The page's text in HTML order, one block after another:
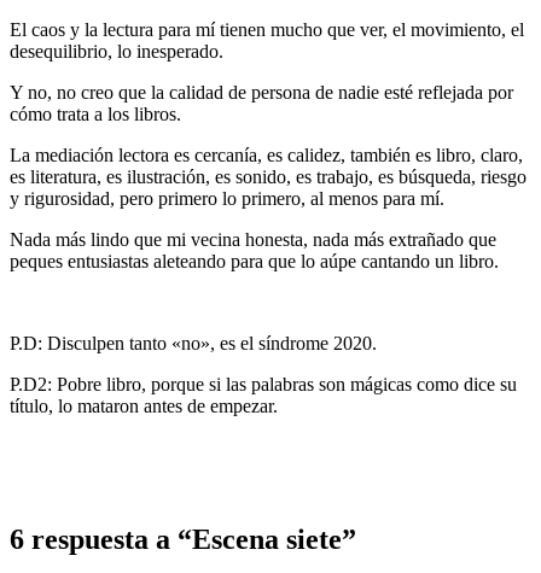
El caos y la lectura para mí tienen mucho que ver, el movimiento, el
desequilibrio, lo inesperado.
Y no, no creo que la calidad de persona de nadie esté reflejada por
cómo trata a los libros.
La mediación lectora es cercanía, es calidez, también es libro, claro,
es literatura, es ilustración, es sonido, es trabajo, es búsqueda, riesgo
y rigurosidad, pero primero lo primero, al menos para mí.
Nada más lindo que mi vecina honesta, nada más extrañado que
peques entusiastas aleteando para que lo aúpe cantando un libro.
P.D: Disculpen tanto «no», es el síndrome 2020.
P.D2: Pobre libro, porque si las palabras son mágicas como dice su
título, lo mataron antes de empezar.
6 respuesta a “Escena siete”